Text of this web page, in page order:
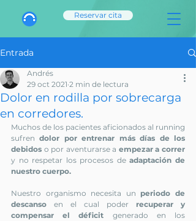
Reservar cita
Entrada
Dolor en rodilla por sobrecarga
en corredores.
Andrés
29 oct 2021 2 min de lectura
Muchos de los pacientes aficionados al running
sufren dolor por entrenar más días de los
debidos o por aventurarse a empezar a correr
y no respetar los procesos de adaptación de
nuestro cuerpo.
Nuestro organismo necesita un periodo de
descanso en el cual poder recuperar y
compensar el déficit generado en los